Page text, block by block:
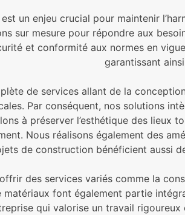
est un enjeu crucial pour maintenir
sur mesure pour répondre aux
et conformité aux normes en
garantissant
de services allant de la
Par conséquent, nos solutions
à préserver l’esthétique des lieux
Nous réalisons également des
de construction bénéficient aussi
des services variés comme la
font également partie
qui valorise un travail